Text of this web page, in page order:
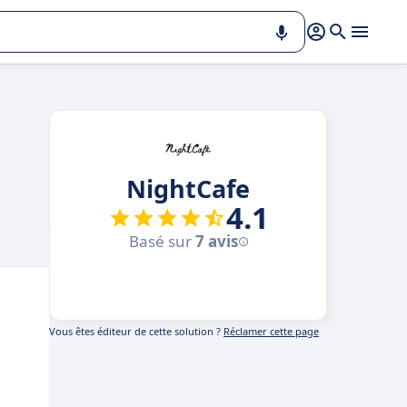
NightCafe
4.1
Basé sur7 avis
Vous êtes éditeur de cette solution ? Réclamer cette page